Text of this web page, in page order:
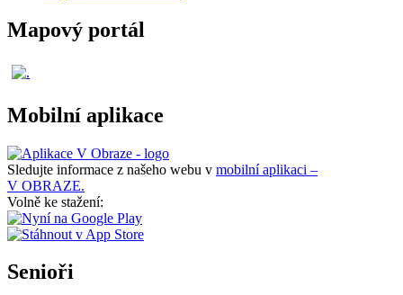
Mapový portál
Mobilní aplikace
Sledujte informace z našeho webu v mobilní aplikaci –
V OBRAZE.
Volně ke stažení:
Senioři